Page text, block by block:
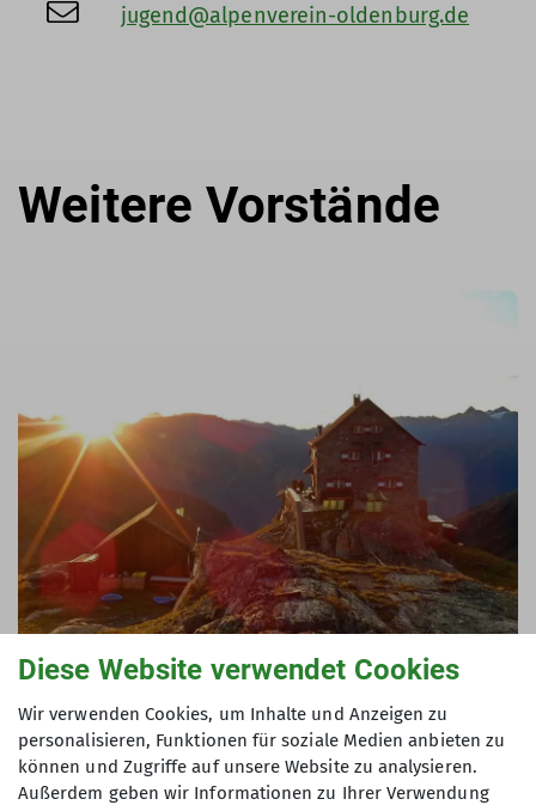
jugend@alpenverein-oldenburg.de
Weitere Vorstände
Gudrun Gleba
Vorstand Vorträge
0178 13 59 244
Diese Website verwendet Cookies
Wir verwenden Cookies, um Inhalte und Anzeigen zu
personalisieren, Funktionen für soziale Medien anbieten zu
können und Zugriffe auf unsere Website zu analysieren.
Außerdem geben wir Informationen zu Ihrer Verwendung